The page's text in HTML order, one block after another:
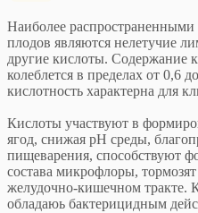
Наиболее
плодов являются нелетучие
другие кислоты. Содержание
колеблется в пределах от 0,6
кислотность характерна для
Кислоты участвуют в
ягод, снижая рН среды,
пищеварения, способствуют
состава микрофлоры,
желудочно-кишечном тракте.
обладаюь бактерицидным